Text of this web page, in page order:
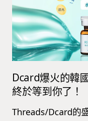
Dcard爆火的韓
終於等到你了！
Threads/Dcard的